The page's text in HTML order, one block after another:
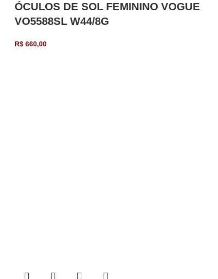
ÓCULOS DE SOL FEMININO VOGUE
VO5588SL W44/8G
R$ 660,00